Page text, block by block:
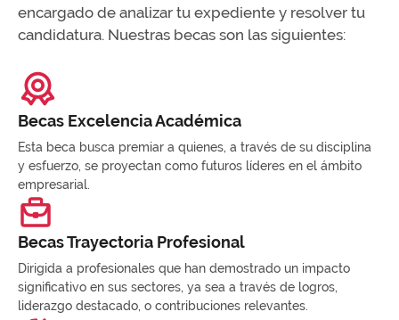
encargado de analizar tu expediente y resolver tu
candidatura. Nuestras becas son las siguientes:
Becas Excelencia Académica
Esta beca busca premiar a quienes, a través de su disciplina
y esfuerzo, se proyectan como futuros líderes en el ámbito
empresarial.
Becas Trayectoria Profesional
Dirigida a profesionales que han demostrado un impacto
significativo en sus sectores, ya sea a través de logros,
liderazgo destacado, o contribuciones relevantes.